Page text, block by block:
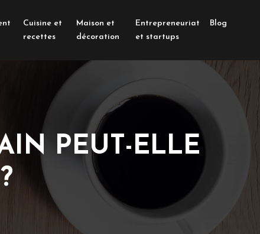
Cuisine et
recettes
Maison et
décoration
Entrepreneuriat
et startups
Blog
PEUT-ELLE